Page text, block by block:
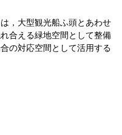
，大型観光船ふ頭とあわせ
合える緑地空間として整備
の対応空間として活用する